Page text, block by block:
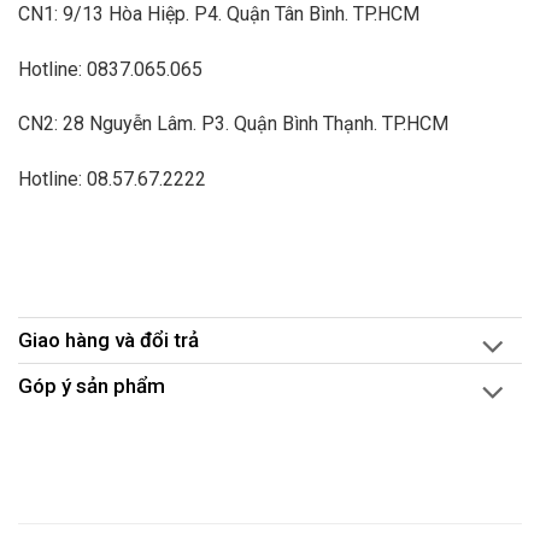
CN1: 9/13 Hòa Hiệp. P4. Quận Tân Bình. TP.HCM
Hotline: 0837.065.065
CN2: 28 Nguyễn Lâm. P3. Quận Bình Thạnh. TP.HCM
Hotline: 08.57.67.2222
Giao hàng và đổi trả
Góp ý sản phẩm